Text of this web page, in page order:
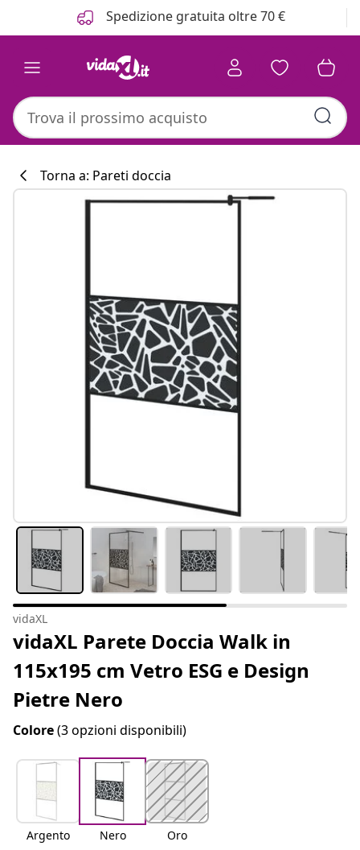
Spedizione gratuita oltre 70 €
Torna a: Pareti doccia
vidaXL
vidaXL Parete Doccia Walk in
115x195 cm Vetro ESG e Design
Pietre Nero
Colore(3 opzioni disponibili)
Argento Nero Oro